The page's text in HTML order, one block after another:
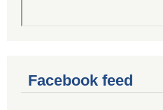
Facebook feed